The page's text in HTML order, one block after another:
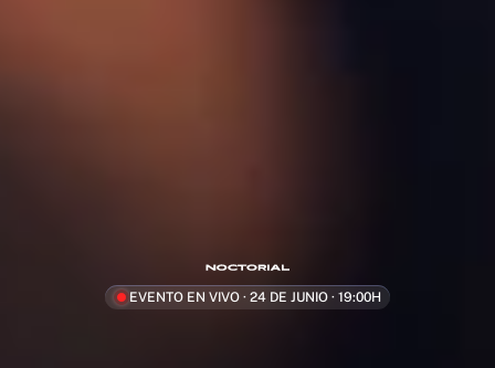
EVENTO EN VIVO · 24 DE JUNIO · 19:00H